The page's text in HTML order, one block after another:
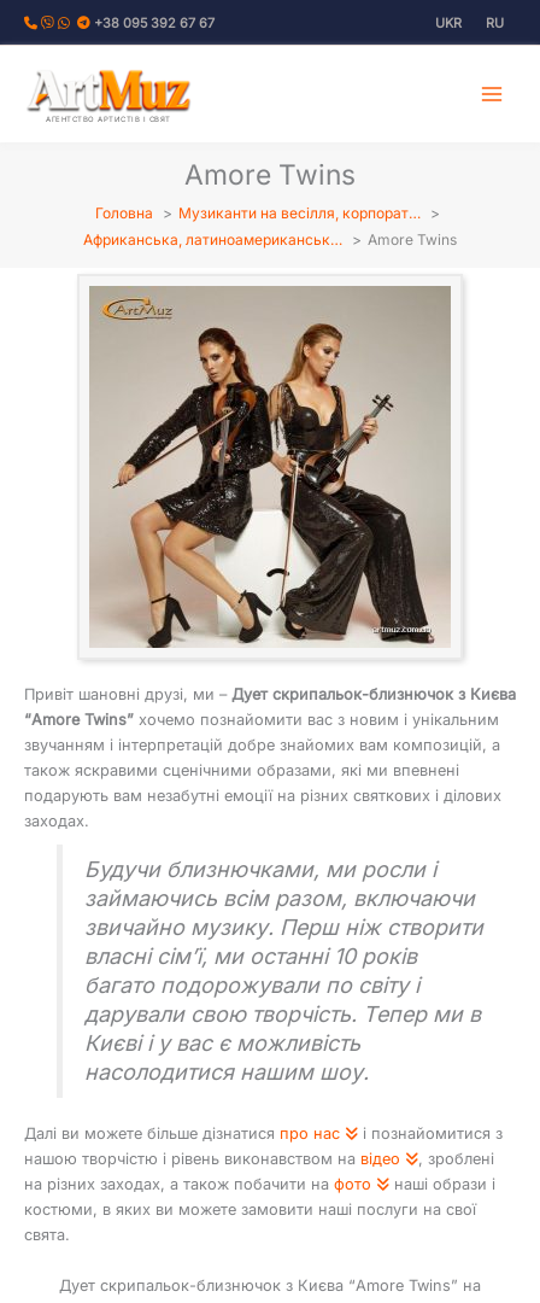
Перейти
+38 095 392 67 67 UKR RU
АГЕНТСТВО АРТИСТІВ І СВЯТ
Amore Twins
Головна
Музиканти на весілля, корпорат…
Африканська, латиноамериканськ…
Amore Twins
Привіт шановні друзі, ми – Дует скрипальок-близнючок з Києва
“Amore Twins” хочемо познайомити вас з новим і унікальним
звучанням і інтерпретацій добре знайомих вам композицій, а
також яскравими сценічними образами, які ми впевнені
подарують вам незабутні емоції на різних святкових і ділових
заходах.
Будучи близнючками, ми росли і
займаючись всім разом, включаючи
звичайно музику. Перш ніж створити
власні сім’ї, ми останні 10 років
багато подорожували по світу і
дарували свою творчість. Тепер ми в
Києві і у вас є можливість
насолодитися нашим шоу.
Далі ви можете більше дізнатися про нас
і познайомитися з
нашою творчістю і рівень виконавством на відео
, зроблені
на різних заходах, а також побачити на фото
наші образи і
костюми, в яких ви можете замовити наші послуги на свої
свята.
Дует скрипальок-близнючок з Києва “Amore Twins” на